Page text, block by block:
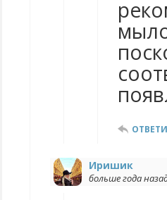
Иришик
больше года